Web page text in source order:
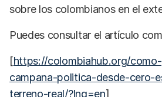
sobre los colombianos en el
Puedes consultar el artículo
[https://colombiahub.org/
campana-politica-desde-cero-
terreno-real/?lng=en]